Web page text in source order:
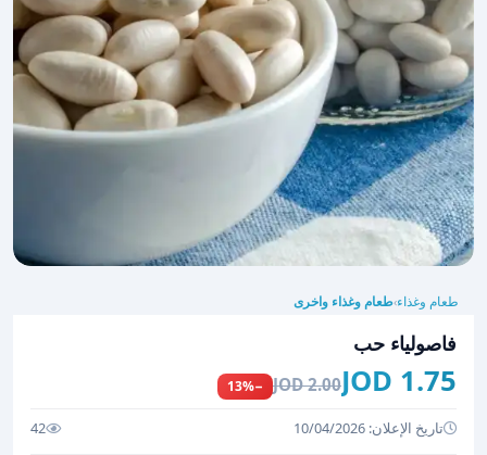
طعام وغذاء›طعام وغذاء واخرى
فاصولياء حب
1.75 JOD
2.00 JOD
−13%
تاريخ الإعلان: 10/04/2026 42